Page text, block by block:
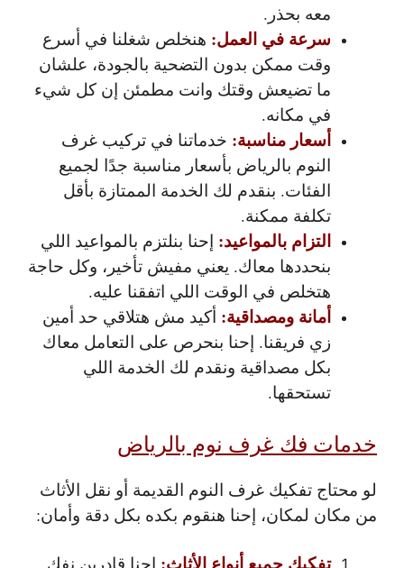
معه بحذر.
سرعة في العمل: هنخلص شغلنا في أسرع
وقت ممكن بدون التضحية بالجودة، علشان
ما تضيعش وقتك وانت مطمئن إن كل شيء
في مكانه.
أسعار مناسبة: خدماتنا في تركيب غرف
النوم بالرياض بأسعار مناسبة جدًا لجميع
الفئات. بنقدم لك الخدمة الممتازة بأقل
تكلفة ممكنة.
التزام بالمواعيد: إحنا بنلتزم بالمواعيد اللي
بنحددها معاك. يعني مفيش تأخير، وكل حاجة
هتخلص في الوقت اللي اتفقنا عليه.
أمانة ومصداقية: أكيد مش هتلاقي حد أمين
زي فريقنا. إحنا بنحرص على التعامل معاك
بكل مصداقية ونقدم لك الخدمة اللي
تستحقها.
خدمات فك غرف نوم بالرياض
لو محتاج تفكيك غرف النوم القديمة أو نقل الأثاث
من مكان لمكان، إحنا هنقوم بكده بكل دقة وأمان:
تفكيك جميع أنواع الأثاث: إحنا قادرين نفك